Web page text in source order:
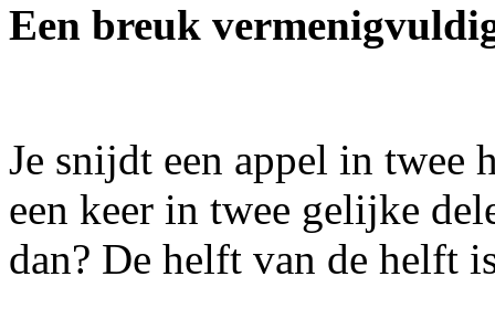
Een breuk
Je snijdt een appel in twee
een keer in twee gelijke
dan? De helft van de helft